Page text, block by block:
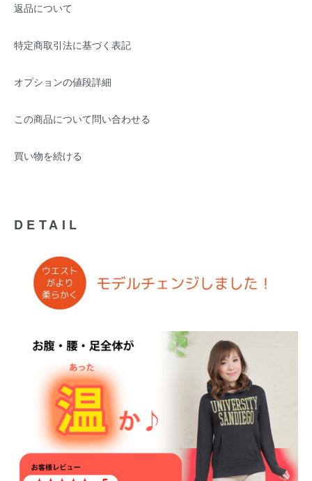
返品について
特定商取引法に基づく表記
オプションの値段詳細
この商品について問い合わせる
買い物を続ける
DETAIL